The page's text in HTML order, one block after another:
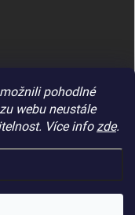
pohodlné
webu neustále
Více infozde.
Upravit nastavení